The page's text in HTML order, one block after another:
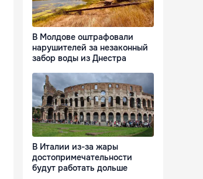
В Молдове оштрафовали
нарушителей за незаконный
забор воды из Днестра
В Италии из-за жары
достопримечательности
будут работать дольше